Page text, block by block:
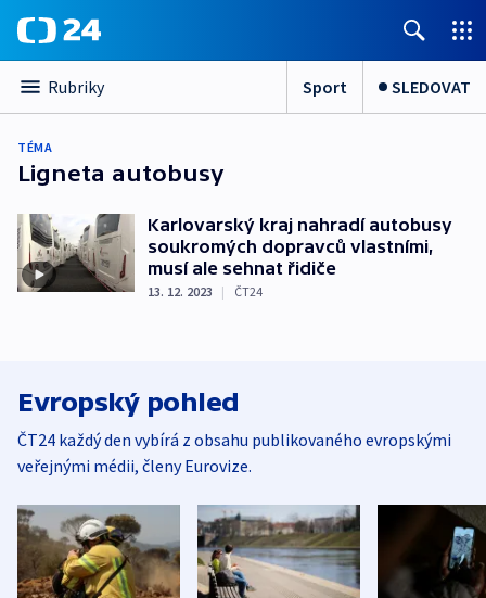
Rubriky Sport SLEDOVAT
TÉMA
Ligneta autobusy
Karlovarský kraj nahradí autobusy
soukromých dopravců vlastními,
musí ale sehnat řidiče
13. 12. 2023 | ČT24
Evropský pohled
ČT24 každý den vybírá z obsahu publikovaného evropskými
veřejnými médii, členy Eurovize.